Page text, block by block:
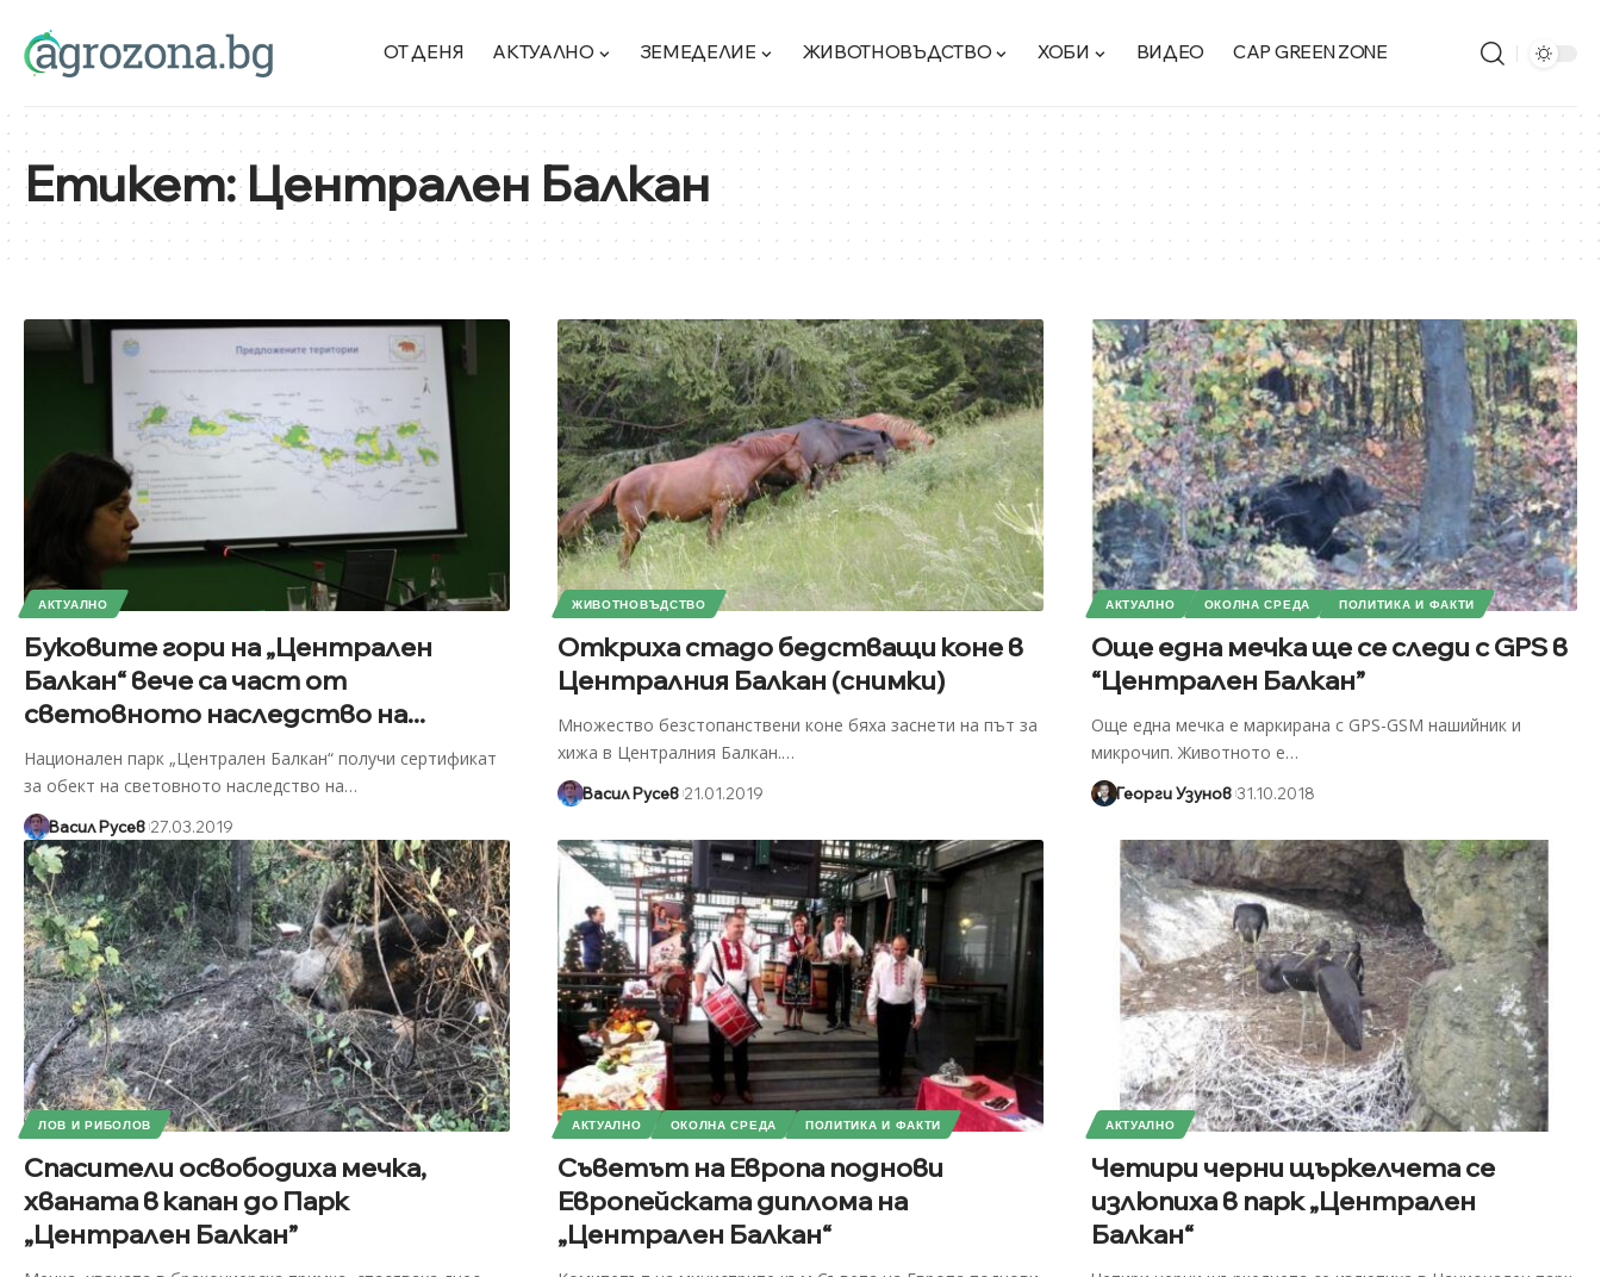
ОТ ДЕНЯ АКТУАЛНО ЗЕМЕДЕЛИЕ ЖИВОТНОВЪДСТВО ХОБИ ВИДЕО CAP GREEN ZONE
Етикет:Централен Балкан
АКТУАЛНО
Буковите гори на „Централен
Балкан“ вече са част от
световното наследство на...
Национален парк „Централен Балкан“ получи сертификат
за обект на световното наследство на…
Васил Русев 27.03.2019
ЖИВОТНОВЪДСТВО
Откриха стадо бедстващи коне в
Централния Балкан (снимки)
Множество безстопанствени коне бяха заснети на път за
хижа в Централния Балкан.…
Васил Русев 21.01.2019
АКТУАЛНО ОКОЛНА СРЕДА ПОЛИТИКА И ФАКТИ
Още една мечка ще се следи с GPS в
“Централен Балкан”
Още една мечка е маркирана с GPS-GSM нашийник и
микрочип. Животното е…
Георги Узунов 31.10.2018
ЛОВ И РИБОЛОВ
Спасители освободиха мечка,
хваната в капан до Парк
„Централен Балкан”
АКТУАЛНО ОКОЛНА СРЕДА ПОЛИТИКА И ФАКТИ
Съветът на Европа поднови
Европейската диплома на
„Централен Балкан“
АКТУАЛНО
Четири черни щъркелчета се
излюпиха в парк „Централен
Балкан“